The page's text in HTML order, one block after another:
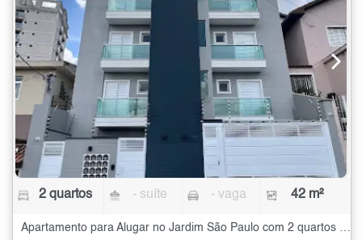
2 quartos - suíte - vaga 42 m²
Apartamento para Alugar no Jardim São Paulo com 2 quartos - 42 m²